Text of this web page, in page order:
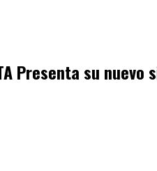
Presenta su